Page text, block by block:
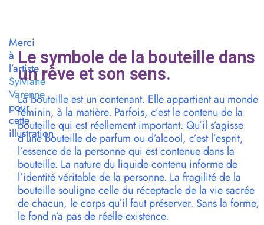
Le symbole de la bouteille dans
un rêve et son sens.
La bouteille est un contenant. Elle appartient au monde
féminin, à la matière. Parfois, c’est le contenu de la
bouteille qui est réellement important. Qu’il s’agisse
d’une bouteille de parfum ou d’alcool, c’est l’esprit,
l’essence de la personne qui est contenue dans la
bouteille. La nature du liquide contenu informe de
l’identité véritable de la personne. La fragilité de la
bouteille souligne celle du réceptacle de la vie sacrée
de chacun, le corps qu’il faut préserver. Sans la forme,
le fond n’a pas de réelle existence.
Merci
à
l’artiste
Sylviane
Varenne
pour
cette
illustration